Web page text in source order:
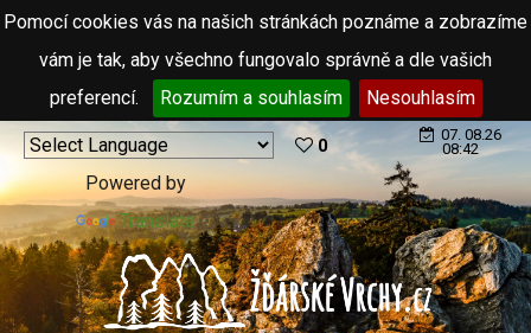
Pomocí cookies vás na našich stránkách poznáme a zobrazíme
vám je tak, aby všechno fungovalo správně a dle vašich
preferencí.
Rozumím a souhlasím Nesouhlasím
Powered by
Translate
0
07. 08.26
08:42